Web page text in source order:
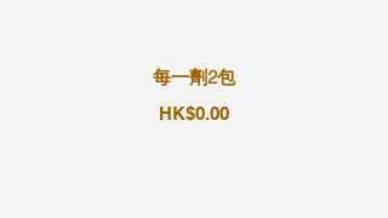
每一劑2包
HK$0.00